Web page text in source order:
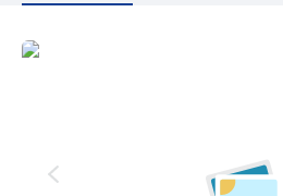
Мат для йоги Style My Sports